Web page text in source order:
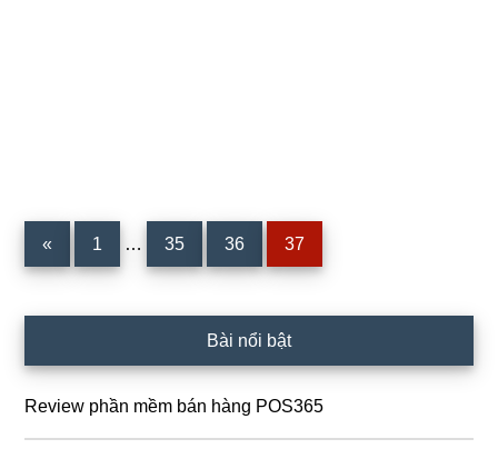
« Trang
1
Interim
… Trang
35 Trang
36 Trang
37
chính
Bài nổi bật
Review phần mềm bán hàng POS365